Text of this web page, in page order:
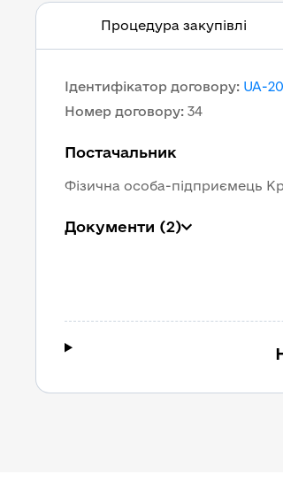
Процедура закупівлі
Ідентифікатор договору: UA-
Номер договору: 34
Постачальник
Фізична особа-підприємець
Документи (2)